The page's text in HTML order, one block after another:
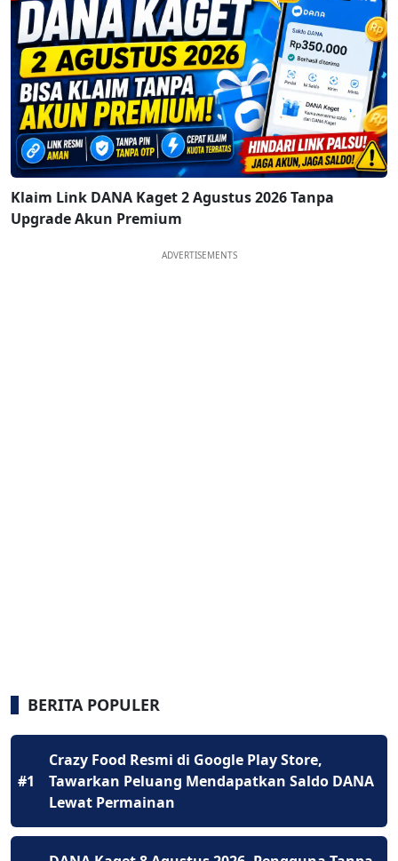
Klaim Link DANA Kaget 2 Agustus 2026 Tanpa
Upgrade Akun Premium
ADVERTISEMENTS
BERITA POPULER
#1
Crazy Food Resmi di Google Play Store,
Tawarkan Peluang Mendapatkan Saldo DANA
Lewat Permainan